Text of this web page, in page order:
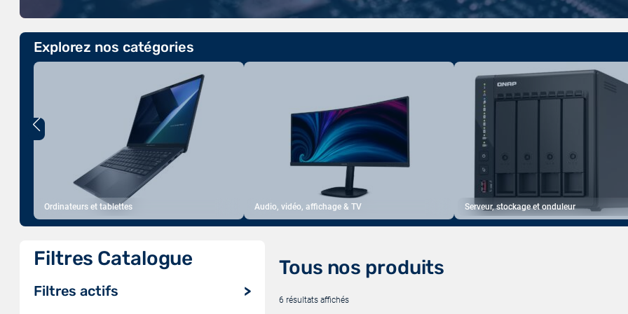
Explorez nos catégories
Ordinateurs et tablettes Audio, vidéo, affichage & TV Serveur, stockage et onduleur
Filtres Catalogue
Filtres actifs
Tous nos produits
6 résultats affichés